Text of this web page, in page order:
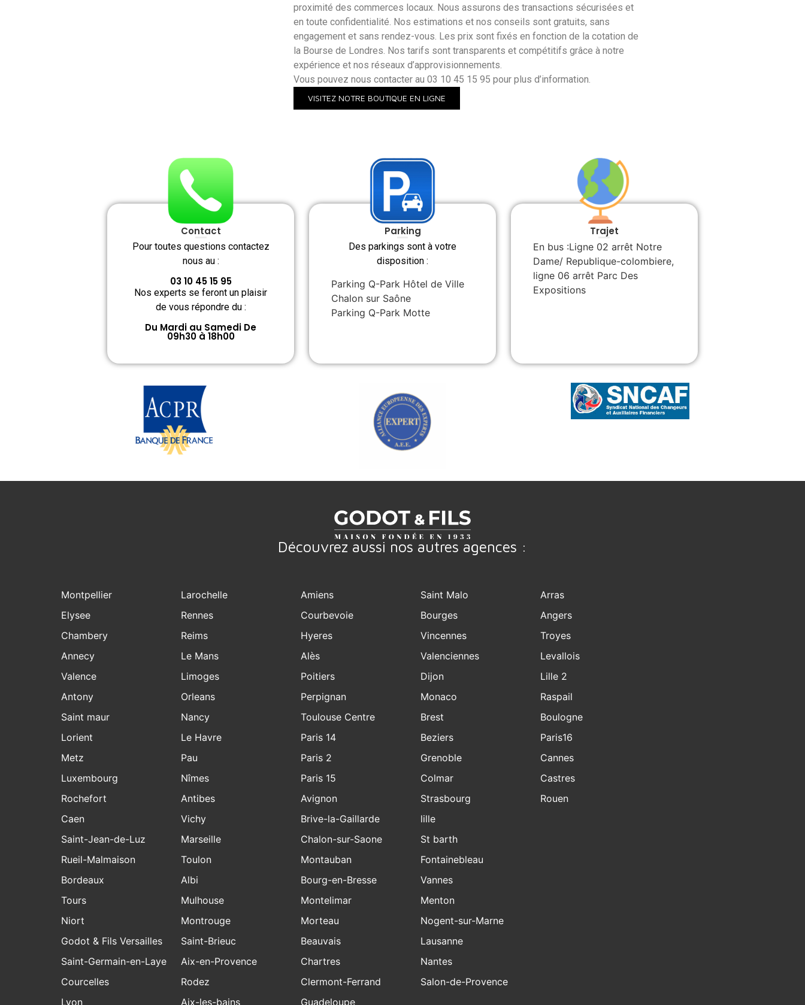
proximité des commerces locaux. Nous assurons des transactions sécurisées et
en toute confidentialité. Nos estimations et nos conseils sont gratuits, sans
engagement et sans rendez-vous. Les prix sont fixés en fonction de la cotation de
la Bourse de Londres. Nos tarifs sont transparents et compétitifs grâce à notre
expérience et nos réseaux d’approvisionnements.
Vous pouvez nous contacter au 03 10 45 15 95 pour plus d’information.
VISITEZ NOTRE BOUTIQUE EN LIGNE
Contact
Pour toutes questions contactez
nous au :
03 10 45 15 95
Nos experts se feront un plaisir
de vous répondre du :
Du Mardi au Samedi De
09h30 à 18h00
Parking
Des parkings sont à votre
disposition :
Parking Q-Park Hôtel de Ville
Chalon sur Saône
Parking Q-Park Motte
Trajet
En bus :Ligne 02 arrêt Notre
Dame/ Republique-colombiere,
ligne 06 arrêt Parc Des
Expositions
Découvrez aussi nos autres agences :
Montpellier
Elysee
Chambery
Annecy
Valence
Antony
Saint maur
Lorient
Metz
Luxembourg
Rochefort
Larochelle
Rennes
Reims
Le Mans
Limoges
Orleans
Nancy
Le Havre
Pau
Nîmes
Antibes
Amiens
Courbevoie
Hyeres
Alès
Poitiers
Perpignan
Toulouse Centre
Paris 14
Paris 2
Paris 15
Avignon
Saint Malo
Bourges
Vincennes
Valenciennes
Dijon
Monaco
Brest
Beziers
Grenoble
Colmar
Strasbourg
Arras
Angers
Troyes
Levallois
Lille 2
Raspail
Boulogne
Paris16
Cannes
Castres
Rouen
Caen
Saint-Jean-de-Luz
Rueil-Malmaison
Bordeaux
Tours
Niort
Godot & Fils Versailles
Saint-Germain-en-Laye
Courcelles
Lyon
Vichy
Marseille
Toulon
Albi
Mulhouse
Montrouge
Saint-Brieuc
Aix-en-Provence
Rodez
Aix-les-bains
Brive-la-Gaillarde
Chalon-sur-Saone
Montauban
Bourg-en-Bresse
Montelimar
Morteau
Beauvais
Chartres
Clermont-Ferrand
Guadeloupe
lille
St barth
Fontainebleau
Vannes
Menton
Nogent-sur-Marne
Lausanne
Nantes
Salon-de-Provence